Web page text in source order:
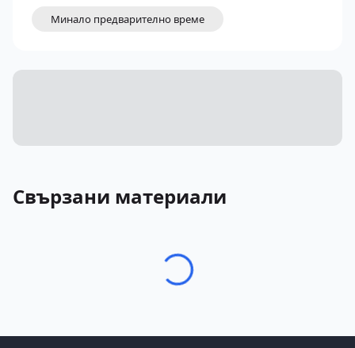
Минало предварително време
Свързани материали